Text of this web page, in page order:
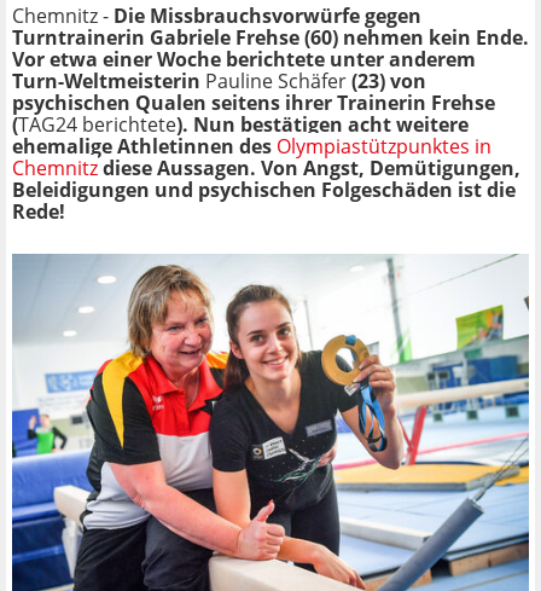
Chemnitz - Die Missbrauchsvorwürfe gegen
Turntrainerin Gabriele Frehse (60) nehmen kein Ende.
Vor etwa einer Woche berichtete unter anderem
Turn-Weltmeisterin Pauline Schäfer(23) von
psychischen Qualen seitens ihrerTrainerin Frehse
(TAG24 berichtete). Nun bestätigen acht weitere
ehemalige Athletinnen des Olympiastützpunktes in
Chemnitzdiese Aussagen. Von Angst, Demütigungen,
Beleidigungen und psychischen Folgeschäden ist die
Rede!